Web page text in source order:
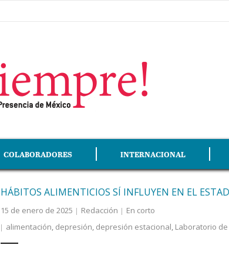
COLABORADORES INTERNACIONAL
HÁBITOS ALIMENTICIOS SÍ INFLUYEN EN EL
15 de enero de 2025 Redacción
En corto
alimentación, depresión, depresión estacional, Laboratorio